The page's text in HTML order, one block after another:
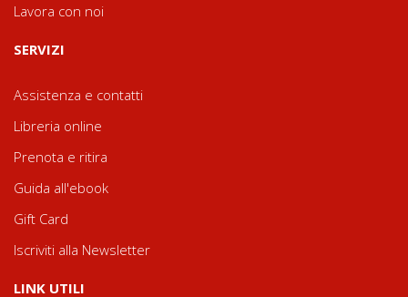
Lavora con noi
SERVIZI
Assistenza e contatti
Libreria online
Prenota e ritira
Guida all'ebook
Gift Card
Iscriviti alla Newsletter
LINK UTILI